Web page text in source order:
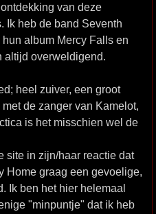
van deze
Ik heb de band Seventh
album Mercy Falls en
altijd overweldigend.
heel zuiver, een groot
de zanger van Kamelot,
is het misschien wel de
site in zijn/haar reactie dat
Home graag een gevoelige,
Ik ben het hier helemaal
"minpuntje" dat ik heb